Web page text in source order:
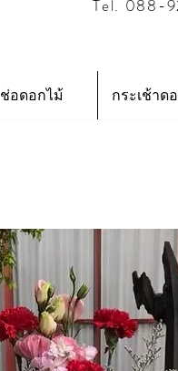
Tel. 088-
ช่อดอกไม้ กระเช้าด